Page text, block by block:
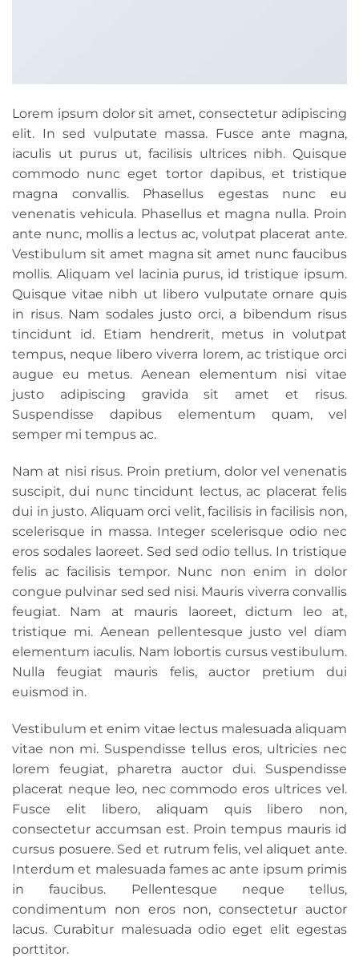
Lorem ipsum dolor sit amet, consectetur adipiscing
elit. In sed vulputate massa. Fusce ante magna,
iaculis ut purus ut, facilisis ultrices nibh. Quisque
commodo nunc eget tortor dapibus, et tristique
magna convallis. Phasellus egestas nunc eu
venenatis vehicula. Phasellus et magna nulla. Proin
ante nunc, mollis a lectus ac, volutpat placerat ante.
Vestibulum sit amet magna sit amet nunc faucibus
mollis. Aliquam vel lacinia purus, id tristique ipsum.
Quisque vitae nibh ut libero vulputate ornare quis
in risus. Nam sodales justo orci, a bibendum risus
tincidunt id. Etiam hendrerit, metus in volutpat
tempus, neque libero viverra lorem, ac tristique orci
augue eu metus. Aenean elementum nisi vitae
justo adipiscing gravida sit amet et risus.
Suspendisse dapibus elementum quam, vel
semper mi tempus ac.
Nam at nisi risus. Proin pretium, dolor vel venenatis
suscipit, dui nunc tincidunt lectus, ac placerat felis
dui in justo. Aliquam orci velit, facilisis in facilisis non,
scelerisque in massa. Integer scelerisque odio nec
eros sodales laoreet. Sed sed odio tellus. In tristique
felis ac facilisis tempor. Nunc non enim in dolor
congue pulvinar sed sed nisi. Mauris viverra convallis
feugiat. Nam at mauris laoreet, dictum leo at,
tristique mi. Aenean pellentesque justo vel diam
elementum iaculis. Nam lobortis cursus vestibulum.
Nulla feugiat mauris felis, auctor pretium dui
euismod in.
Vestibulum et enim vitae lectus malesuada aliquam
vitae non mi. Suspendisse tellus eros, ultricies nec
lorem feugiat, pharetra auctor dui. Suspendisse
placerat neque leo, nec commodo eros ultrices vel.
Fusce elit libero, aliquam quis libero non,
consectetur accumsan est. Proin tempus mauris id
cursus posuere. Sed et rutrum felis, vel aliquet ante.
Interdum et malesuada fames ac ante ipsum primis
in faucibus. Pellentesque neque tellus,
condimentum non eros non, consectetur auctor
lacus. Curabitur malesuada odio eget elit egestas
porttitor.